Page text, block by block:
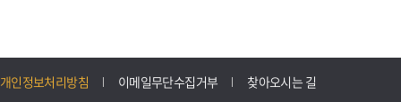
개인정보처리방침 이메일무단수집거부 찾아오시는 길